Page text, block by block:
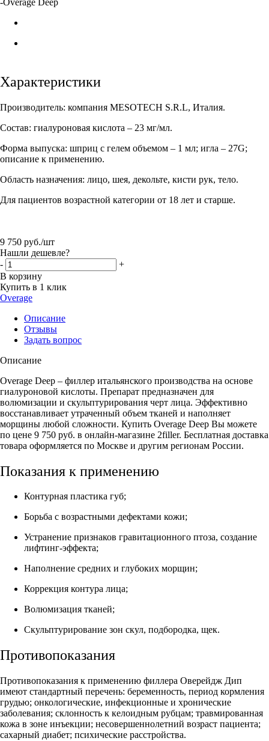
Характеристики
Производитель: компания MESOTECH S.R.L, Италия.
Состав: гиалуроновая кислота – 23 мг/мл.
Форма выпуска: шприц с гелем объемом – 1 мл; игла – 27G;
описание к применению.
Область назначения: лицо, шея, декольте, кисти рук, тело.
Для пациентов возрастной категории от 18 лет и старше.
9 750 руб./шт
Нашли дешевле?
-
+
В корзину
Купить в 1 клик
Overage
Описание
Отзывы
Задать вопрос
Описание
Overage Deep – филлер итальянского производства на основе
гиалуроновой кислоты. Препарат предназначен для
волюмизации и скульптурирования черт лица. Эффективно
восстанавливает утраченный объем тканей и наполняет
морщины любой сложности. Купить Overage Deep Вы можете
по цене 9 750 руб. в онлайн-магазине 2filler. Бесплатная доставка
товара оформляется по Москве и другим регионам России.
Показания к применению
Контурная пластика губ;
Борьба с возрастными дефектами кожи;
Устранение признаков гравитационного птоза, создание
лифтинг-эффекта;
Наполнение средних и глубоких морщин;
Коррекция контура лица;
Волюмизация тканей;
Скульптурирование зон скул, подбородка, щек.
Противопоказания
Противопоказания к применению филлера Оверейдж Дип
имеют стандартный перечень: беременность, период кормления
грудью; онкологические, инфекционные и хронические
заболевания; склонность к келоидным рубцам; травмированная
кожа в зоне инъекции; несовершеннолетний возраст пациента;
сахарный диабет; психические расстройства.